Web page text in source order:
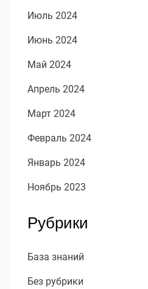
Июль 2024
Июнь 2024
Май 2024
Апрель 2024
Март 2024
Февраль 2024
Январь 2024
Ноябрь 2023
Рубрики
База знаний
Без рубрики